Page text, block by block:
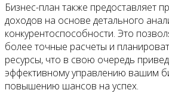
Бизнес-план также предоставляет
доходов на основе детального
конкурентоспособности. Это
более точные расчеты и
ресурсы, что в свою очередь
эффективному управлению вашим
повышению шансов на успех.